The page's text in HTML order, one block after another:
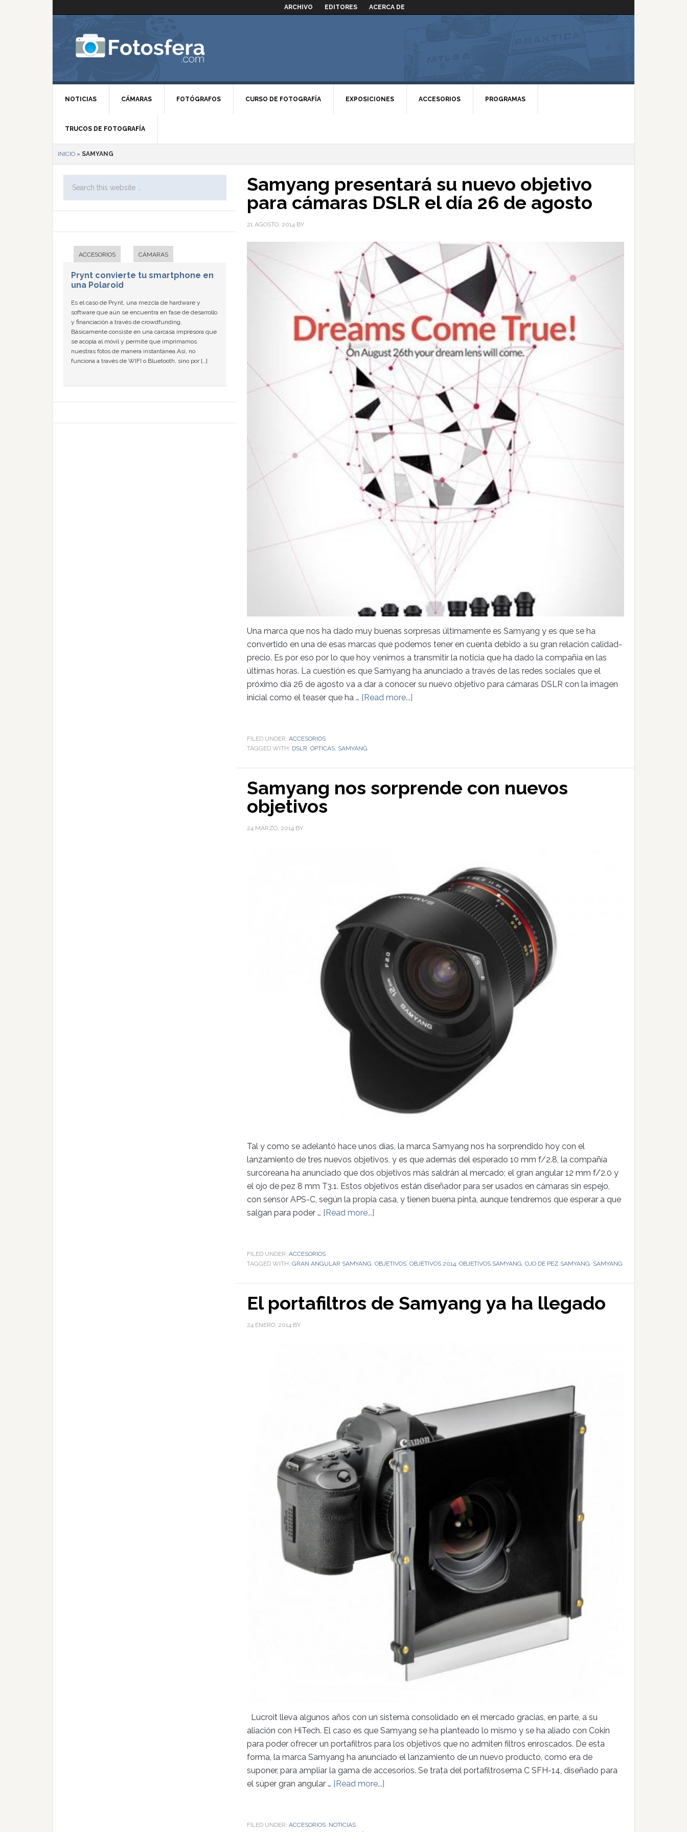
ARCHIVO EDITORES ACERCA DE
NOTICIAS CÁMARAS FOTÓGRAFOS CURSO DE FOTOGRAFÍA EXPOSICIONES ACCESORIOS PROGRAMAS
TRUCOS DE FOTOGRAFÍA
INICIO » SAMYANG
Samyang presentará su nuevo objetivo
para cámaras DSLR el día 26 de agosto
21 AGOSTO, 2014 BY
Una marca que nos ha dado muy buenas sorpresas últimamente es Samyang y es que se ha
convertido en una de esas marcas que podemos tener en cuenta debido a su gran relación calidad-
precio. Es por eso por lo que hoy venimos a transmitir la noticia que ha dado la compañía en las
últimas horas. La cuestión es que Samyang ha anunciado a través de las redes sociales que el
próximo día 26 de agosto va a dar a conocer su nuevo objetivo para cámaras DSLR con la imagen
inicial como el teaser que ha … [Read more...]
FILED UNDER: ACCESORIOS
TAGGED WITH: DSLR ÓPTICAS SAMYANG
Samyang nos sorprende con nuevos
objetivos
24 MARZO, 2014 BY
Tal y como se adelantó hace unos días, la marca Samyang nos ha sorprendido hoy con el
lanzamiento de tres nuevos objetivos, y es que además del esperado 10 mm f/2.8, la compañía
surcoreana ha anunciado que dos objetivos más saldrán al mercado; el gran angular 12 mm f/2.0 y
el ojo de pez 8 mm T3.1. Estos objetivos están diseñador para ser usados en cámaras sin espejo,
con sensor APS-C, según la propia casa, y tienen buena pinta, aunque tendremos que esperar a que
salgan para poder … [Read more...]
FILED UNDER: ACCESORIOS
TAGGED WITH: GRAN ANGULAR SAMYANG, OBJETIVOS, OBJETIVOS 2014, OBJETIVOS SAMYANG, OJO DE PEZ SAMYANG, SAMYANG
El portafiltros de Samyang ya ha llegado
24 ENERO, 2014 BY
Lucroit lleva algunos años con un sistema consolidado en el mercado gracias, en parte, a su
aliación con HiTech. El caso es que Samyang se ha planteado lo mismo y se ha aliado con Cokin
para poder ofrecer un portafiltros para los objetivos que no admiten filtros enroscados. De esta
forma, la marca Samyang ha anunciado el lanzamiento de un nuevo producto, como era de
suponer, para ampliar la gama de accesorios. Se trata del portafiltrosema C SFH-14, diseñado para
el súper gran angular … [Read more...]
FILED UNDER: ACCESORIOS, NOTICIAS
ACCESORIOS CÁMARAS
Prynt convierte tu smartphone en
una Polaroid
Es el caso de Prynt, una mezcla de hardware y
software que aún se encuentra en fase de desarrollo
y financiación a través de crowdfunding.
Básicamente consiste en una carcasa impresora que
se acopla al móvil y permite que imprimamos
nuestras fotos de manera instantánea.Así, no
funciona a través de WIFI o Bluetooth, sino por […]